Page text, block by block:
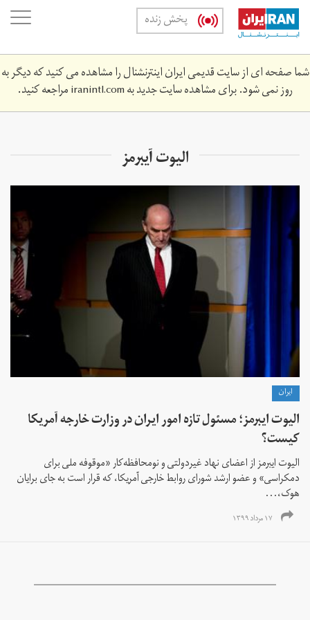
Skip
main
content
پخش زنده
شما صفحه ای از سایت قدیمی ایران اینترنشنال را مشاهده می کنید که دیگر به
روز نمی شود. برای مشاهده سایت جدید بهiranintl.comمراجعه کنید.
الیوت آیبرمز
ايران
الیوت ایبرمز؛ مسئول تازه امور ایران در وزارت خارجه آمریکا
کیست؟
الیوت ایبرمز از اعضای نهاد غیردولتی و نومحافظه‌کار «موقوفه ملی برای
دمکراسی» و عضو ارشد شورای روابط خارجی آمریکا، که قرار است به جای برایان
هوک،...
۱۷ مرداد ۱۳۹۹